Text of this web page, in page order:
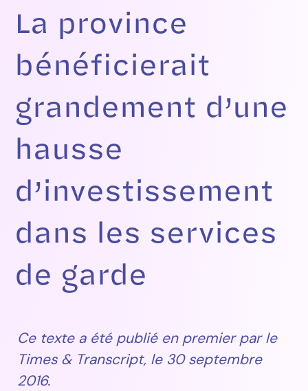
La province
bénéficierait
grandement d’une
hausse
d’investissement
dans les services
de garde
Ce texte a été publié en premier par le
Times & Transcript, le 30 septembre
2016.